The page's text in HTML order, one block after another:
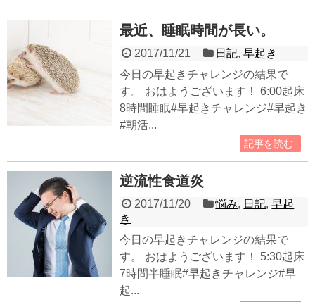
最近、睡眠時間が長い。
2017/11/21 日記,早起き
今日の早起きチャレンジの結果で
す。 おはようございます！ 6:00起床
8時間睡眠#早起きチャレンジ#早起き
#朝活...
記事を読む
逆流性食道炎
2017/11/20 悩み, 日記,早起
き
今日の早起きチャレンジの結果で
す。 おはようございます！ 5:30起床
7時間半睡眠#早起きチャレンジ#早
起...